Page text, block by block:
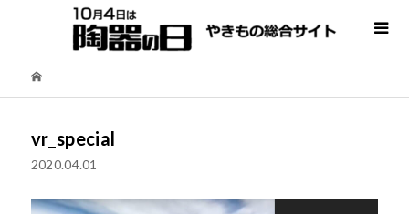
vr_special
2020.04.01